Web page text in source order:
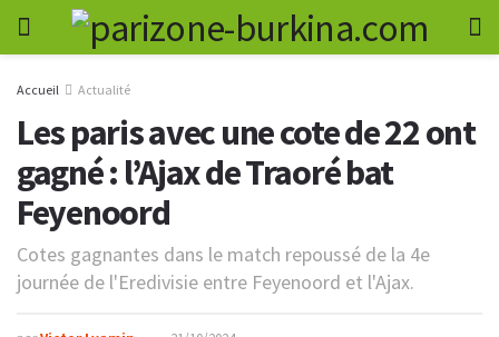
Accueil Actualité
Les paris avec une cote de 22 ont
gagné : l’Ajax de Traoré bat
Feyenoord
Cotes gagnantes dans le match repoussé de la 4e
journée de l'Eredivisie entre Feyenoord et l'Ajax.